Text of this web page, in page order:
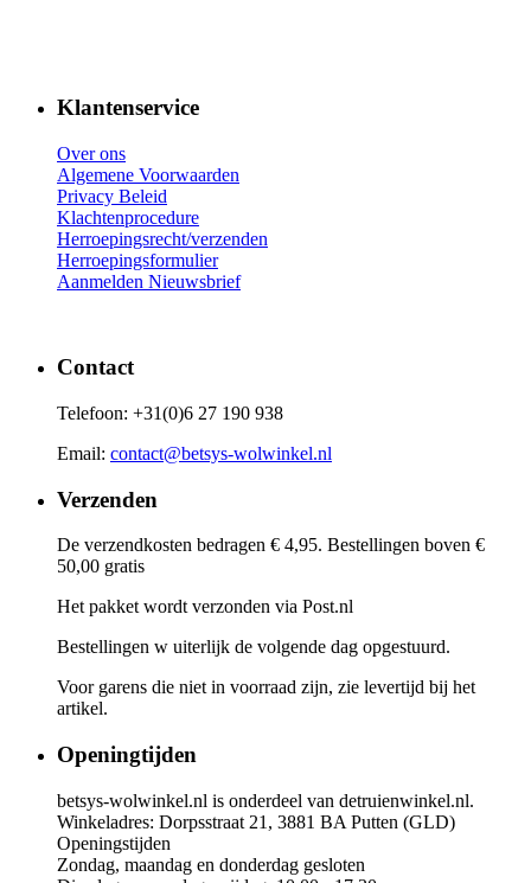
Klantenservice
Over ons
Algemene Voorwaarden
Privacy Beleid
Klachtenprocedure
Herroepingsrecht/verzenden
Herroepingsformulier
Aanmelden Nieuwsbrief
Contact
Telefoon: +31(0)6 27 190 938
Email: contact@betsys-wolwinkel.nl
Verzenden
De verzendkosten bedragen € 4,95. Bestellingen boven €
50,00 gratis
Het pakket wordt verzonden via Post.nl
Bestellingen w uiterlijk de volgende dag opgestuurd.
Voor garens die niet in voorraad zijn, zie levertijd bij het
artikel.
Openingtijden
betsys-wolwinkel.nl is onderdeel van detruienwinkel.nl.
Winkeladres: Dorpsstraat 21, 3881 BA Putten (GLD)
Openingstijden
Zondag, maandag en donderdag gesloten